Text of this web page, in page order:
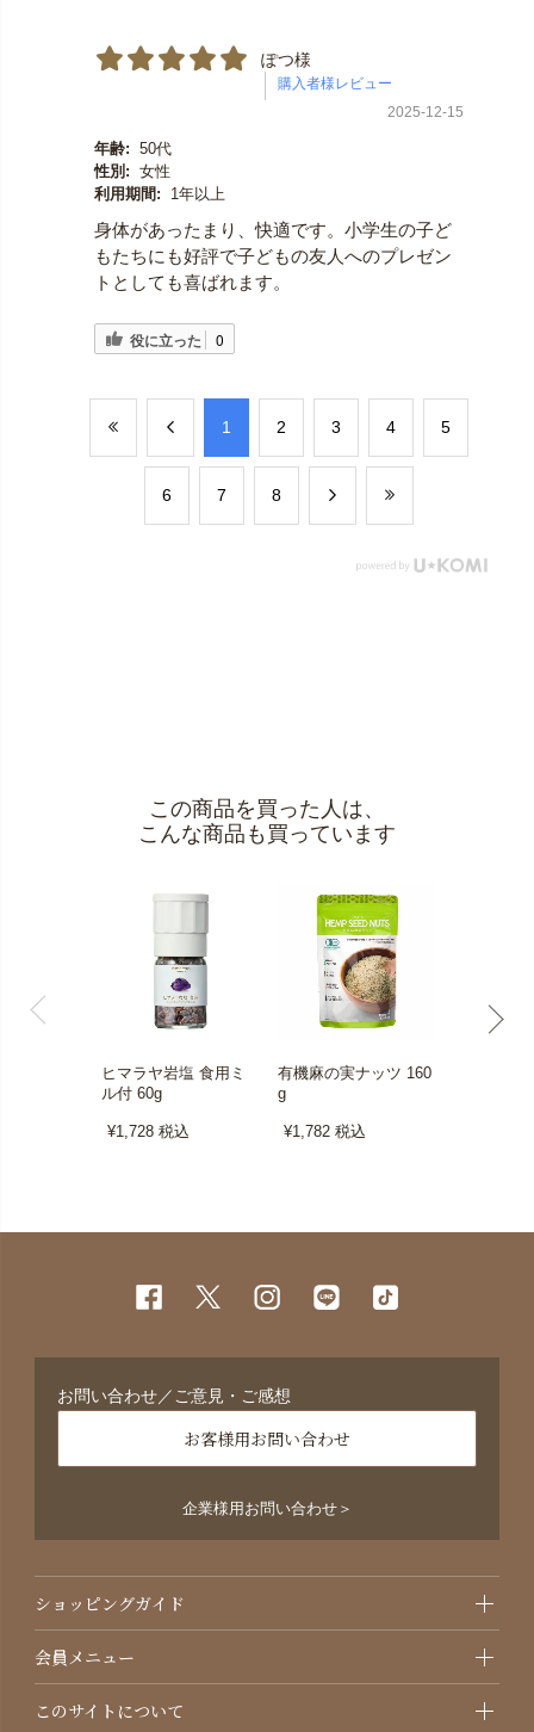
ぽつ様
2025-12-15
年齢: 50代
性別: 女性
利用期間:
1年以上
身体があったまり、快適です。小学生の子ど
もたちにも好評で子どもの友人へのプレゼン
トとしても喜ばれます。
役に立った 0
​1 ​2 ​3 ​4 ​5
​6 ​7 ​8
この商品を買った人は、
こんな商品も買っています
ヒマラヤ岩塩 食用ミ
ル付 60g
¥1,728税込
有機麻の実ナッツ 160
g
¥1,782税込
お問い合わせ／ご意見・ご感想
お客様用お問い合わせ
企業様用お問い合わせ＞
ショッピングガイド
会員メニュー
このサイトについて